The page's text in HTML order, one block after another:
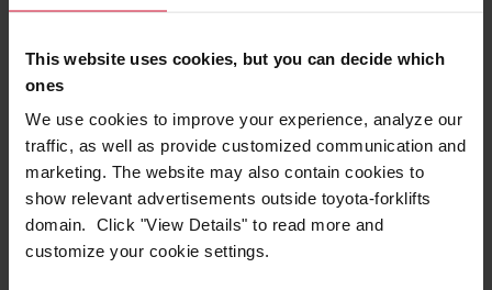
This website uses cookies, but you can decide which
ones
We use cookies to improve your experience, analyze our
traffic, as well as provide customized communication and
marketing. The website may also contain cookies to
show relevant advertisements outside toyota-forklifts
domain. Click "View Details" to read more and
customize your cookie settings.
Litium/jon-teknologi
Baserat på Toyotas egen teknologi med litium/jon-
batterier med hög densitet säkerställer denna
batterilösning höga prestandanivåer och maximerad
energieffektivitet samtidigt som energikostnader och CO2-
emissioner reduceras.